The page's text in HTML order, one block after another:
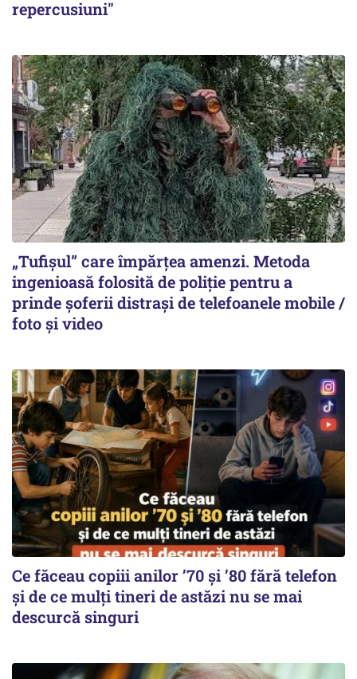
repercusiuni"
„Tufișul” care împărțea amenzi. Metoda
ingenioasă folosită de poliție pentru a
prinde șoferii distrași de telefoanele mobile /
foto și video
Ce făceau copiii anilor ’70 și ’80 fără telefon
și de ce mulți tineri de astăzi nu se mai
descurcă singuri